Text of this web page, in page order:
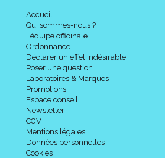
Accueil
Qui sommes-nous ?
L’équipe officinale
Ordonnance
Déclarer un effet indésirable
Poser une question
Laboratoires & Marques
Promotions
Espace conseil
Newsletter
CGV
Mentions légales
Données personnelles
Cookies